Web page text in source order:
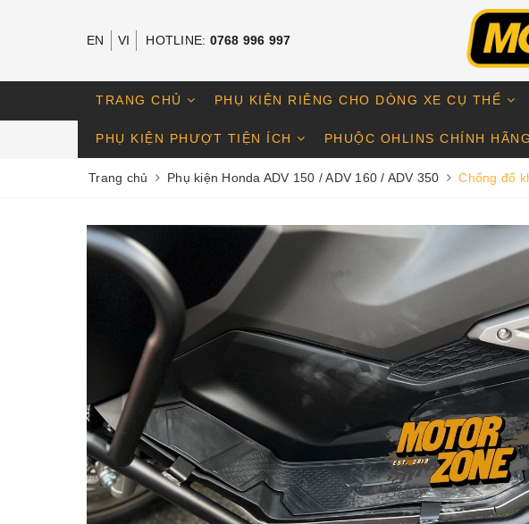
EN VI HOTLINE: 0768 996 997
TRANG CHỦ PHỤ KIỆN RIÊNG CHO DÒNG XE CỤ THỂ
PHỤ KIỆN PHƯỢT TIỆN ÍCH PHUỘC OHLINS CHÍNH HÃNG
Trang chủ Phụ kiện Honda ADV 150 / ADV 160 / ADV 350 Chống đổ